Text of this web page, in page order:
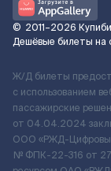
© 2011–2026
Дешёвые билеты на
Ж/Д билеты
с использованием
пассажирские
от 04.04.2024
ООО «РЖД-
№ ФПК-22-316 от